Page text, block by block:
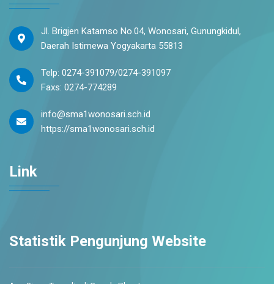
Jl. Brigjen Katamso No.04, Wonosari, Gunungkidul,
Daerah Istimewa Yogyakarta 55813
Telp: 0274-391079/0274-391097
Faxs: 0274-774289
info@sma1wonosari.sch.id
https://sma1wonosari.sch.id
Link
Statistik Pengunjung Website